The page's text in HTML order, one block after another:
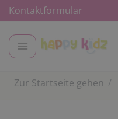
Kontaktformular
Zur Startseite gehen